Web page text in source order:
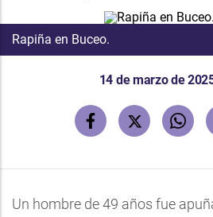
Rapiña en Buceo.
14 de marzo de
Un hombre de 49 años fue